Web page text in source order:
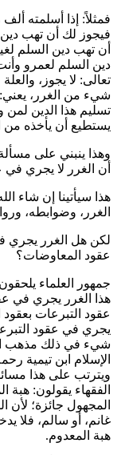
فمثلاً: إذا أسلمته
فيجوز لك أن تهب دين
أن تهب دين السلم
دين السلم لعمرو
تعالى: لا يجوز،
شيء من الغرر،
تسليم هذا الدين
يستطيع أن يأخذه من
وهذا ينبني على
أن الغرر لا يجري
هذا سيأتينا إن شاء
الغرر، وضوابطه،
لكن هل الغرر يجري
عقود المعاوضات؟
جمهور العلماء
هذا الغرر يجري في
عقود التبرعات
يجري في عقود
شيء في ذلك مذهب
الإسلام ابن تيمية
ويترتب على هذا
الفقهاء يقولون: هبة
المجهول جائزة؛ لأن
غانم، أو سالم، فلا
هبة المعدوم.